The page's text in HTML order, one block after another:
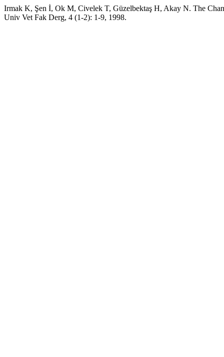
Irmak K, Şen İ, Ok M, Civelek T, Güzelbektaş H, Akay N. The
Univ Vet Fak Derg, 4 (1-2): 1-9, 1998.